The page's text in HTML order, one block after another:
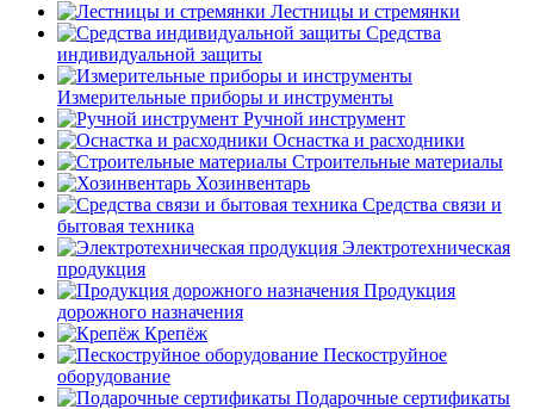
Лестницы и стремянки
Средства
индивидуальной защиты
Измерительные приборы и инструменты
Ручной инструмент
Оснастка и расходники
Строительные материалы
Хозинвентарь
Средства связи и
бытовая техника
Электротехническая
продукция
Продукция
дорожного назначения
Крепёж
Пескоструйное
оборудование
Подарочные сертификаты